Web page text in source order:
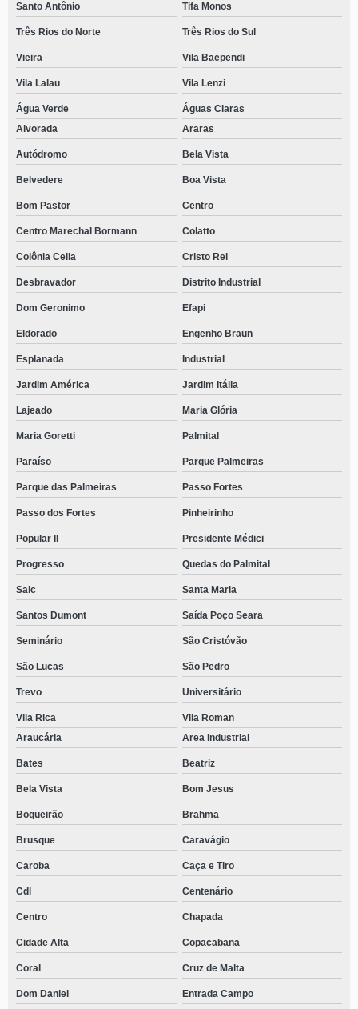
Santo Antônio Tifa Monos
Três Rios do Norte Três Rios do Sul
Vieira Vila Baependi
Vila Lalau Vila Lenzi
Água Verde
Águas Claras
Alvorada
Araras
Autódromo Bela Vista
Belvedere Boa Vista
Bom Pastor Centro
Centro Marechal Bormann Colatto
Colônia Cella Cristo Rei
Desbravador Distrito Industrial
Dom Geronimo Efapi
Eldorado Engenho Braun
Esplanada Industrial
Jardim América Jardim Itália
Lajeado Maria Glória
Maria Goretti Palmital
Paraíso Parque Palmeiras
Parque das Palmeiras Passo Fortes
Passo dos Fortes Pinheirinho
Popular II Presidente Médici
Progresso Quedas do Palmital
Saic Santa Maria
Santos Dumont Saída Poço Seara
Seminário São Cristóvão
São Lucas São Pedro
Trevo Universitário
Vila Rica
Vila Roman
Araucária
Area Industrial
Bates Beatriz
Bela Vista Bom Jesus
Boqueirão Brahma
Brusque Caravágio
Caroba Caça e Tiro
Cdl Centenário
Centro Chapada
Cidade Alta Copacabana
Coral Cruz de Malta
Dom Daniel Entrada Campo